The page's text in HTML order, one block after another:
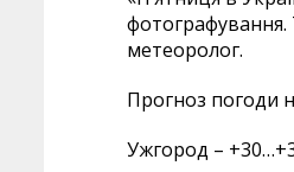
фотографування.
метеоролог.
Прогноз погоди
Ужгород –